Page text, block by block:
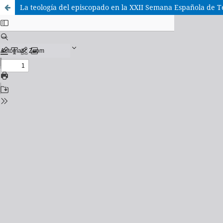
La teología del episcopado en la XXII Semana Española de